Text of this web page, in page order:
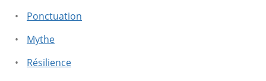
Ponctuation
Mythe
Résilience